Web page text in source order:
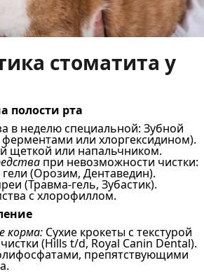
стоматита у
полости рта
в неделю специальной: Зубной
ферментами или хлоргексидином).
щеткой или напальчником.
при невозможности чистки:
(Орозим, Дентаведин).
(Травма-гель, Зубастик).
с хлорофиллом.
корма: Сухие крокеты с текстурой
(Hills t/d, Royal Canin Dental).
препятствующими